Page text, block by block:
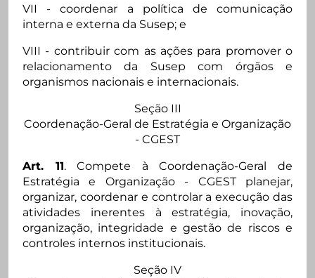
VII - coordenar a política de comunicação
interna e externa da Susep; e
VIII - contribuir com as ações para promover o
relacionamento da Susep com órgãos e
organismos nacionais e internacionais.
Seção III
Coordenação-Geral de Estratégia e Organização
- CGEST
Art. 11. Compete à Coordenação-Geral de
Estratégia e Organização - CGEST planejar,
organizar, coordenar e controlar a execução das
atividades inerentes à estratégia, inovação,
organização, integridade e gestão de riscos e
controles internos institucionais.
Seção IV